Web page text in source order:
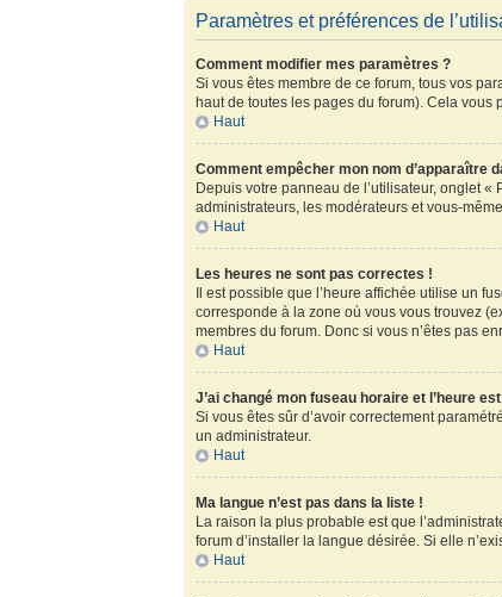
Paramètres et préférences de
Comment modifier mes paramètres ?
Si vous êtes membre de ce forum, tous vos
haut de toutes les pages du forum). Cela
Haut
Comment empêcher mon nom d’apparaître
Depuis votre panneau de l’utilisateur, onglet
administrateurs, les modérateurs et vous-
Haut
Les heures ne sont pas correctes !
Il est possible que l’heure affichée utilise un
corresponde à la zone où vous vous trouvez
membres du forum. Donc si vous n’êtes pas
Haut
J’ai changé mon fuseau horaire et l’heure
Si vous êtes sûr d’avoir correctement
un administrateur.
Haut
Ma langue n’est pas dans la liste !
La raison la plus probable est que
forum d’installer la langue désirée. Si elle
Haut